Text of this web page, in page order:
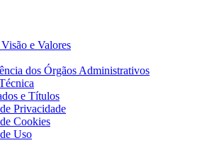
e Valores
dos Órgãos Administrativos
e Títulos
Privacidade
Cookies
Uso